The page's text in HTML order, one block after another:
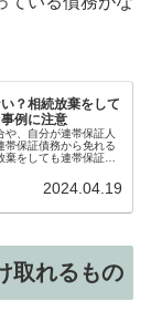
？相続放棄をして
例に注意
、自分が連帯保証人
帯保証債務から免れる
をしても連帯保証債
2024.04.19
取れるもの